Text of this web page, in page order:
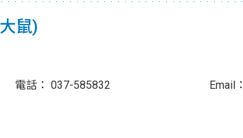
鼠)
話： 037-585832 Email：